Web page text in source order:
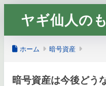
ヤギ仙人の
ホーム 暗号資産
暗号資産は今後どう